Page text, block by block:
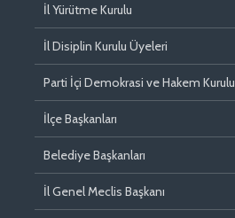
İl Yürütme Kurulu
İl Disiplin Kurulu Üyeleri
Parti İçi Demokrasi ve Hakem Kurulu
İlçe Başkanları
Belediye Başkanları
İl Genel Meclis Başkanı